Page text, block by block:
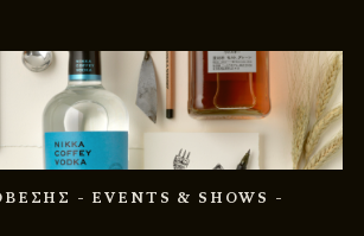
- EVENTS & SHOWS -